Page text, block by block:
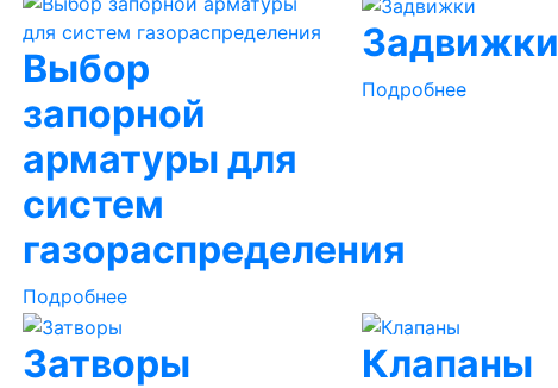
Выбор
запорной
арматуры для
систем
газораспределения
Подробнее
Задвижки
Подробнее
Затворы Клапаны